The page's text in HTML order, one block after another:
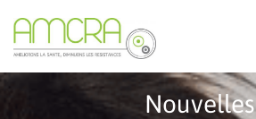
Nouvelles